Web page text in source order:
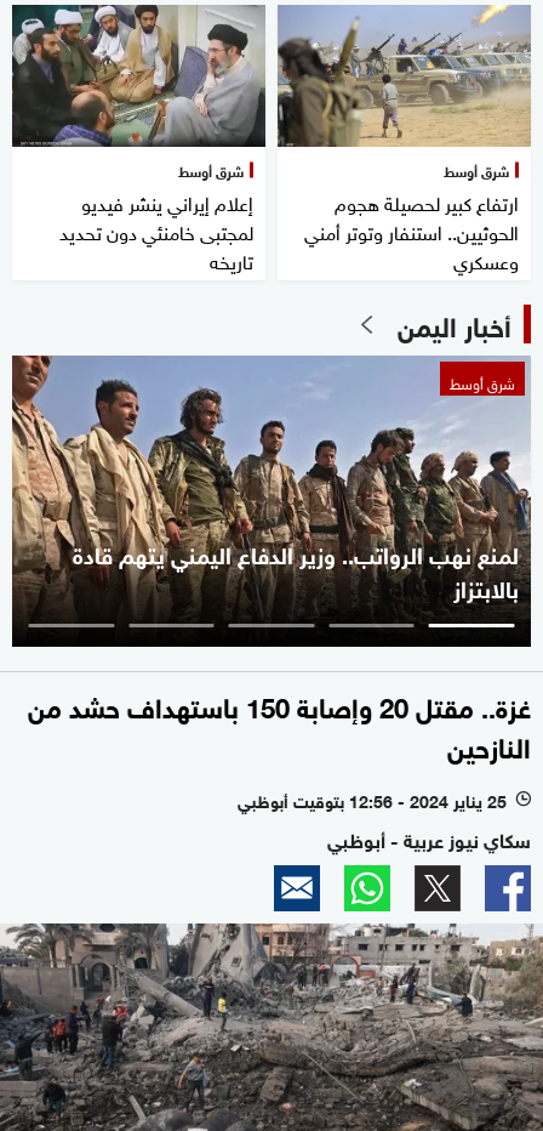
شرق أوسط
ارتفاع كبير لحصيلة هجوم
الحوثيين.. استنفار وتوتر أمني
وعسكري
شرق أوسط
إعلام إيراني ينشر فيديو
لمجتبى خامنئي دون تحديد
تاريخه
أخبار اليمن
شرق أوسط
لمنع نهب الرواتب.. وزير الدفاع اليمني يتهم قادة
بالابتزاز
غزة.. مقتل 20 وإصابة 150 باستهداف حشد من
النازحين
l 25 يناير 2024 - 12:56 بتوقيت أبوظبي
سكاي نيوز عربية - أبوظبي